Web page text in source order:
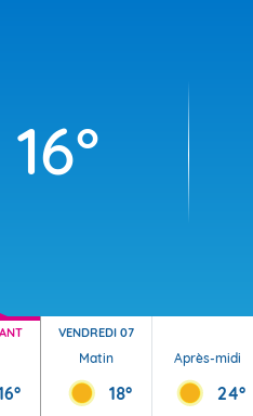
16°
VENDREDI 07
Matin
18°
Après-midi
24°